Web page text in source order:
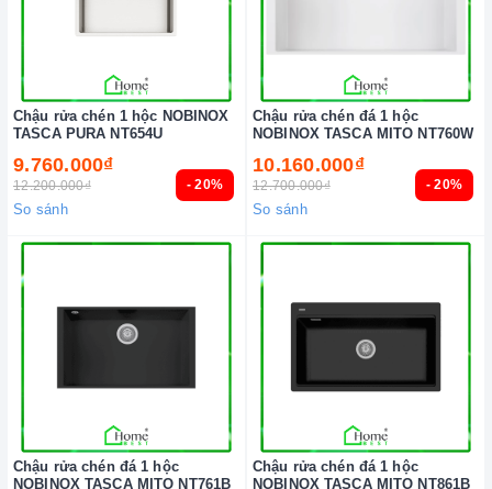
- 20%
Chậu rửa chén 1 hộc NOBINOX
TASCA PURA NT654U
9.760.000₫
12.200.000₫
So sánh
- 20%
Chậu rửa chén đá 1 hộc
NOBINOX TASCA MITO NT760W
10.160.000₫
12.700.000₫
So sánh
Chậu rửa chén đá 1 hộc
NOBINOX TASCA MITO NT761B
Chậu rửa chén đá 1 hộc
NOBINOX TASCA MITO NT861B